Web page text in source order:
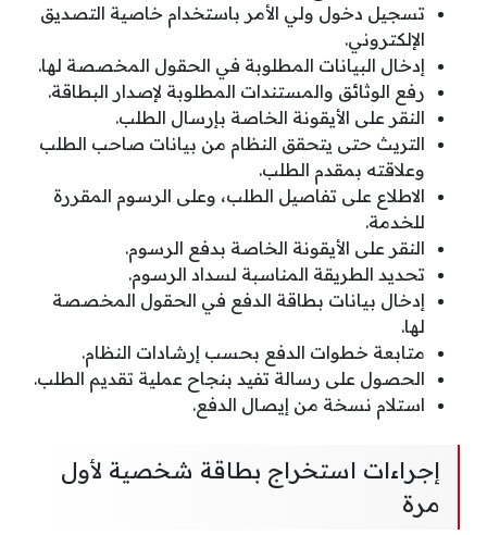
تسجيل دخول ولي الأمر باستخدام خاصية التصديق
الإلكتروني.
إدخال البيانات المطلوبة في الحقول المخصصة لها.
رفع الوثائق والمستندات المطلوبة لإصدار البطاقة.
النقر على الأيقونة الخاصة بإرسال الطلب.
التريث حتى يتحقق النظام من بيانات صاحب الطلب
وعلاقته بمقدم الطلب.
الاطلاع على تفاصيل الطلب، وعلى الرسوم المقررة
للخدمة.
النقر على الأيقونة الخاصة بدفع الرسوم.
تحديد الطريقة المناسبة لسداد الرسوم.
إدخال بيانات بطاقة الدفع في الحقول المخصصة
لها.
متابعة خطوات الدفع بحسب إرشادات النظام.
الحصول على رسالة تفيد بنجاح عملية تقديم الطلب.
استلام نسخة من إيصال الدفع.
إجراءات استخراج بطاقة شخصية لأول
مرة